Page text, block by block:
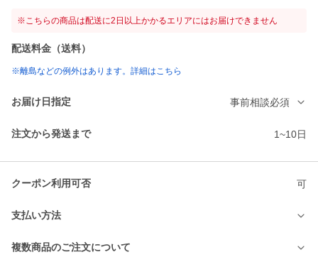
※こちらの商品は配送に2日以上かかるエリアにはお届けできません
配送料金（送料）
※離島などの例外はあります。詳細はこちら
お届け日指定 事前相談必須
注文から発送まで 1~10日
クーポン利用可否 可
支払い方法
複数商品のご注文について